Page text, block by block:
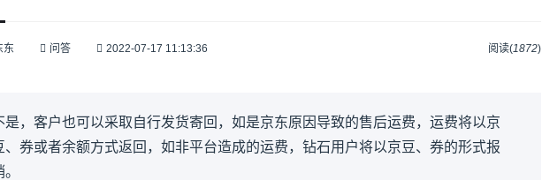
东 问答 2022-07-17 11:13:36 阅读(1872)
是，客户也可以采取自行发货寄回，如是京东原因导致的售后运费，运费将以京
、券或者余额方式返回，如非平台造成的运费，钻石用户将以京豆、券的形式报